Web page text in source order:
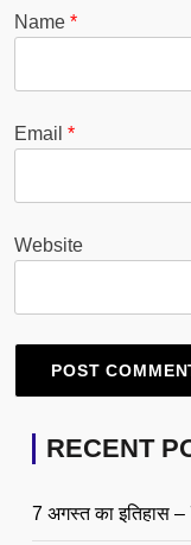
Name *
Email *
Website
RECENT
7 अगस्त का इतिहास